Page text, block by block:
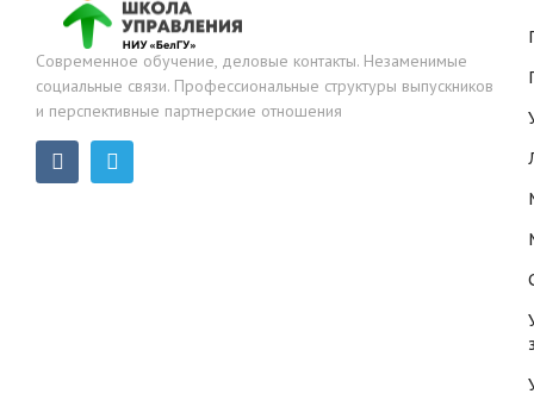
Современное обучение, деловые контакты. Незаменимые
социальные связи. Профессиональные структуры выпускников
и перспективные партнерские отношения